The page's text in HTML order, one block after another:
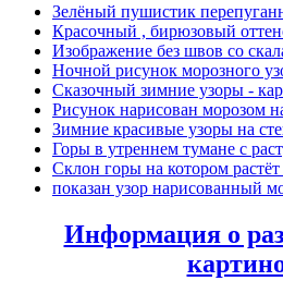
Зелёный пушистик
Красочный , бирюзовый
Изображение без швов со
Ночной рисунок морозного
Сказочный зимние узоры -
Рисунок нарисован морозом
Зимние красивые узоры на
Горы в утреннем тумане с
Склон горы на котором
показан узор нарисованный
Информация о